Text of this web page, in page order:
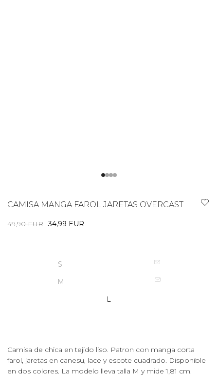
CAMISA MANGA FAROL JARETAS OVERCAST
49,90 EUR 34,99 EUR
S
M
L
Camisa de chica en tejido liso. Patron con manga corta
farol, jaretas en canesu, lace y escote cuadrado. Disponible
en dos colores. La modelo lleva talla M y mide 1,81 cm.